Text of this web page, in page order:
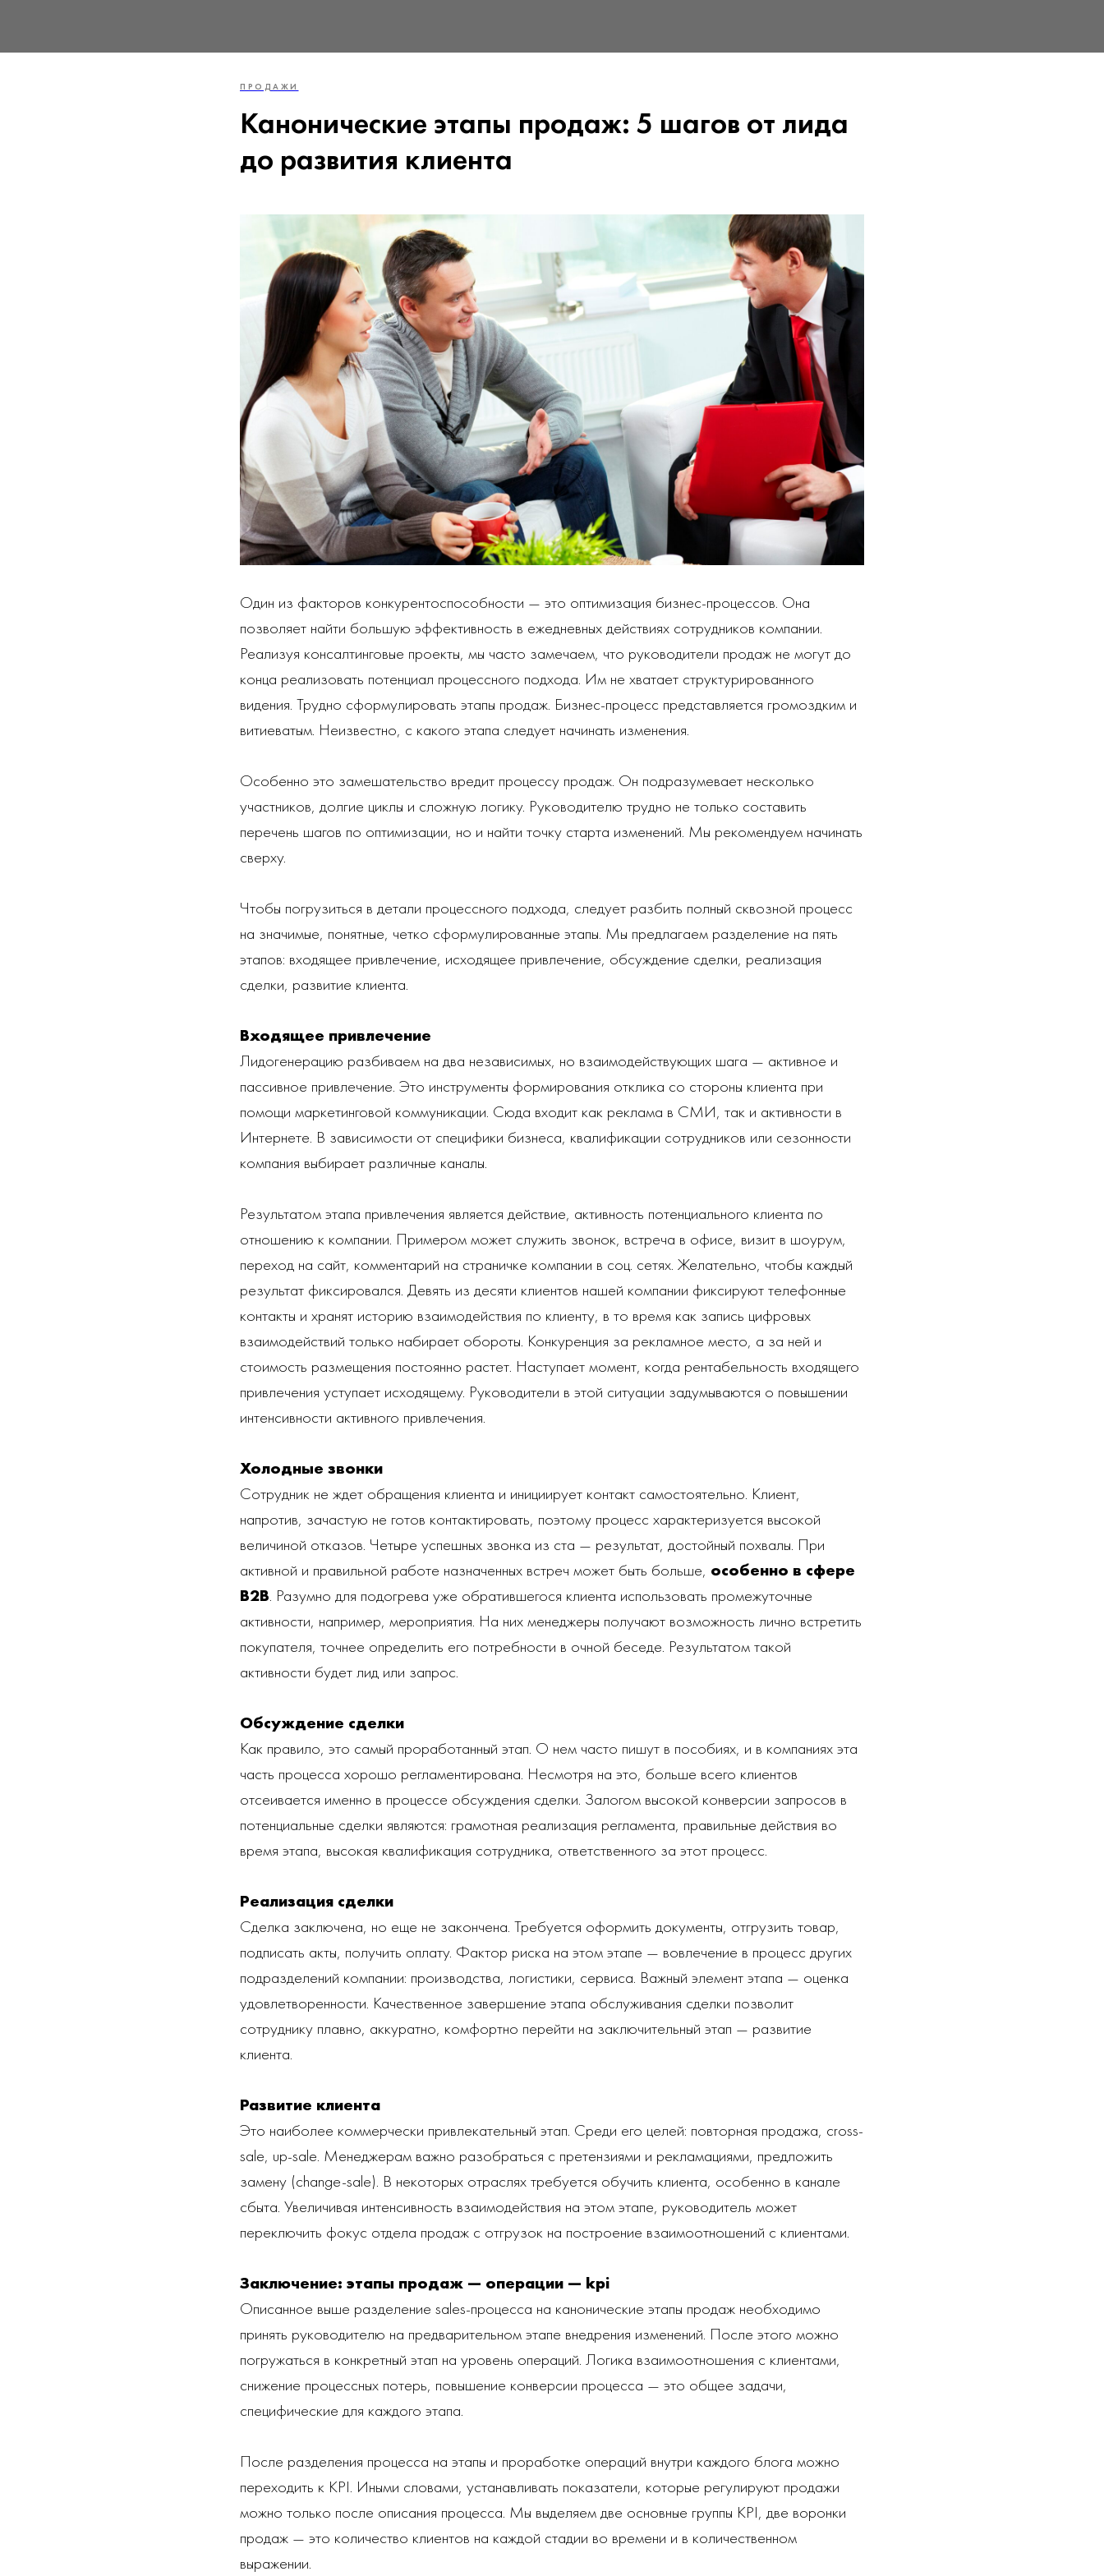
ПРОДАЖИ
Канонические этапы продаж: 5 шагов от лида
до развития клиента
Один из факторов конкурентоспособности — это оптимизация бизнес-процессов. Она
позволяет найти большую эффективность в ежедневных действиях сотрудников компании.
Реализуя консалтинговые проекты, мы часто замечаем, что руководители продаж не могут до
конца реализовать потенциал процессного подхода. Им не хватает структурированного
видения. Трудно сформулировать этапы продаж. Бизнес-процесс представляется громоздким и
витиеватым. Неизвестно, с какого этапа следует начинать изменения.
Особенно это замешательство вредит процессу продаж. Он подразумевает несколько
участников, долгие циклы и сложную логику. Руководителю трудно не только составить
перечень шагов по оптимизации, но и найти точку старта изменений. Мы рекомендуем начинать
сверху.
Чтобы погрузиться в детали процессного подхода, следует разбить полный сквозной процесс
на значимые, понятные, четко сформулированные этапы. Мы предлагаем разделение на пять
этапов: входящее привлечение, исходящее привлечение, обсуждение сделки, реализация
сделки, развитие клиента.
Входящее привлечение
Лидогенерацию разбиваем на два независимых, но взаимодействующих шага — активное и
пассивное привлечение. Это инструменты формирования отклика со стороны клиента при
помощи маркетинговой коммуникации. Сюда входит как реклама в СМИ, так и активности в
Интернете. В зависимости от специфики бизнеса, квалификации сотрудников или сезонности
компания выбирает различные каналы.
Результатом этапа привлечения является действие, активность потенциального клиента по
отношению к компании. Примером может служить звонок, встреча в офисе, визит в шоурум,
переход на сайт, комментарий на страничке компании в соц. сетях. Желательно, чтобы каждый
результат фиксировался. Девять из десяти клиентов нашей компании фиксируют телефонные
контакты и хранят историю взаимодействия по клиенту, в то время как запись цифровых
взаимодействий только набирает обороты. Конкуренция за рекламное место, а за ней и
стоимость размещения постоянно растет. Наступает момент, когда рентабельность входящего
привлечения уступает исходящему. Руководители в этой ситуации задумываются о повышении
интенсивности активного привлечения.
Холодные звонки
Сотрудник не ждет обращения клиента и инициирует контакт самостоятельно. Клиент,
напротив, зачастую не готов контактировать, поэтому процесс характеризуется высокой
величиной отказов. Четыре успешных звонка из ста — результат, достойный похвалы. При
активной и правильной работе назначенных встреч может быть больше, особенно в сфере
B2B. Разумно для подогрева уже обратившегося клиента использовать промежуточные
активности, например, мероприятия. На них менеджеры получают возможность лично встретить
покупателя, точнее определить его потребности в очной беседе. Результатом такой
активности будет лид или запрос.
Обсуждение сделки
Как правило, это самый проработанный этап. О нем часто пишут в пособиях, и в компаниях эта
часть процесса хорошо регламентирована. Несмотря на это, больше всего клиентов
отсеивается именно в процессе обсуждения сделки. Залогом высокой конверсии запросов в
потенциальные сделки являются: грамотная реализация регламента, правильные действия во
время этапа, высокая квалификация сотрудника, ответственного за этот процесс.
Реализация сделки
Сделка заключена, но еще не закончена. Требуется оформить документы, отгрузить товар,
подписать акты, получить оплату. Фактор риска на этом этапе — вовлечение в процесс других
подразделений компании: производства, логистики, сервиса. Важный элемент этапа — оценка
удовлетворенности. Качественное завершение этапа обслуживания сделки позволит
сотруднику плавно, аккуратно, комфортно перейти на заключительный этап — развитие
клиента.
Развитие клиента
Это наиболее коммерчески привлекательный этап. Среди его целей: повторная продажа, cross-
sale, up-sale. Менеджерам важно разобраться с претензиями и рекламациями, предложить
замену (change-sale). В некоторых отраслях требуется обучить клиента, особенно в канале
сбыта. Увеличивая интенсивность взаимодействия на этом этапе, руководитель может
переключить фокус отдела продаж с отгрузок на построение взаимоотношений с клиентами.
Заключение: этапы продаж — операции — kpi
Описанное выше разделение sales-процесса на канонические этапы продаж необходимо
принять руководителю на предварительном этапе внедрения изменений. После этого можно
погружаться в конкретный этап на уровень операций. Логика взаимоотношения с клиентами,
снижение процессных потерь, повышение конверсии процесса — это общее задачи,
специфические для каждого этапа.
После разделения процесса на этапы и проработке операций внутри каждого блога можно
переходить к KPI. Иными словами, устанавливать показатели, которые регулируют продажи
можно только после описания процесса. Мы выделяем две основные группы KPI, две воронки
продаж — это количество клиентов на каждой стадии во времени и в количественном
выражении.